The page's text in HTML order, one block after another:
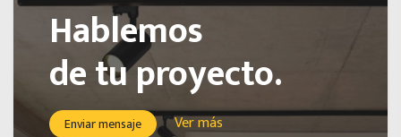
Hablemos
de tu proyecto.
Enviar mensaje Ver más